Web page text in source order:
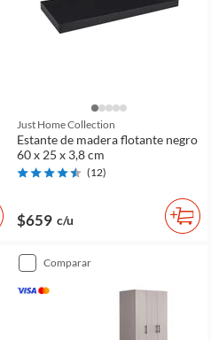
Just Home Collection
Estante de madera flotante negro
60 x 25 x 3,8 cm
(12)
$659 c/u
comparar